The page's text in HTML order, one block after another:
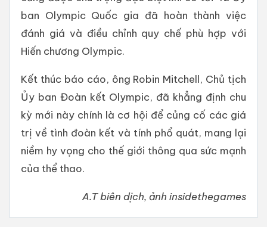
ban Olympic Quốc gia đã hoàn thành việc
đánh giá và điều chỉnh quy chế phù hợp với
Hiến chương Olympic.
Kết thúc báo cáo, ông Robin Mitchell, Chủ tịch
Ủy ban Đoàn kết Olympic, đã khẳng định chu
kỳ mới này chính là cơ hội để củng cố các giá
trị về tình đoàn kết và tính phổ quát, mang lại
niềm hy vọng cho thế giới thông qua sức mạnh
của thể thao.
A.T biên dịch, ảnh insidethegames